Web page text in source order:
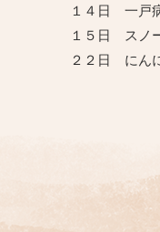
１４日 一戸
１５日 スノ
２２日 にん